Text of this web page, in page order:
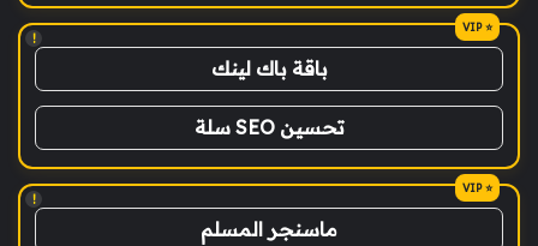
!
باقة باك لينك
تحسين SEO سلة
!
ماسنجر المسلم